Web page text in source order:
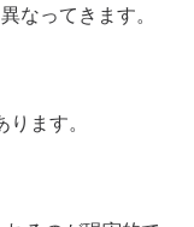
なってきます。
ます。